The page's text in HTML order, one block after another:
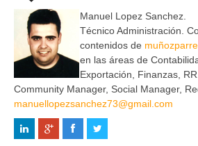
Manuel Lopez Sanchez.
Técnico Administración.
contenidos de
en las áreas de
Exportación, Finanzas,
Community Manager, Social Manager,
manuellopezsanchez73@gmail.com